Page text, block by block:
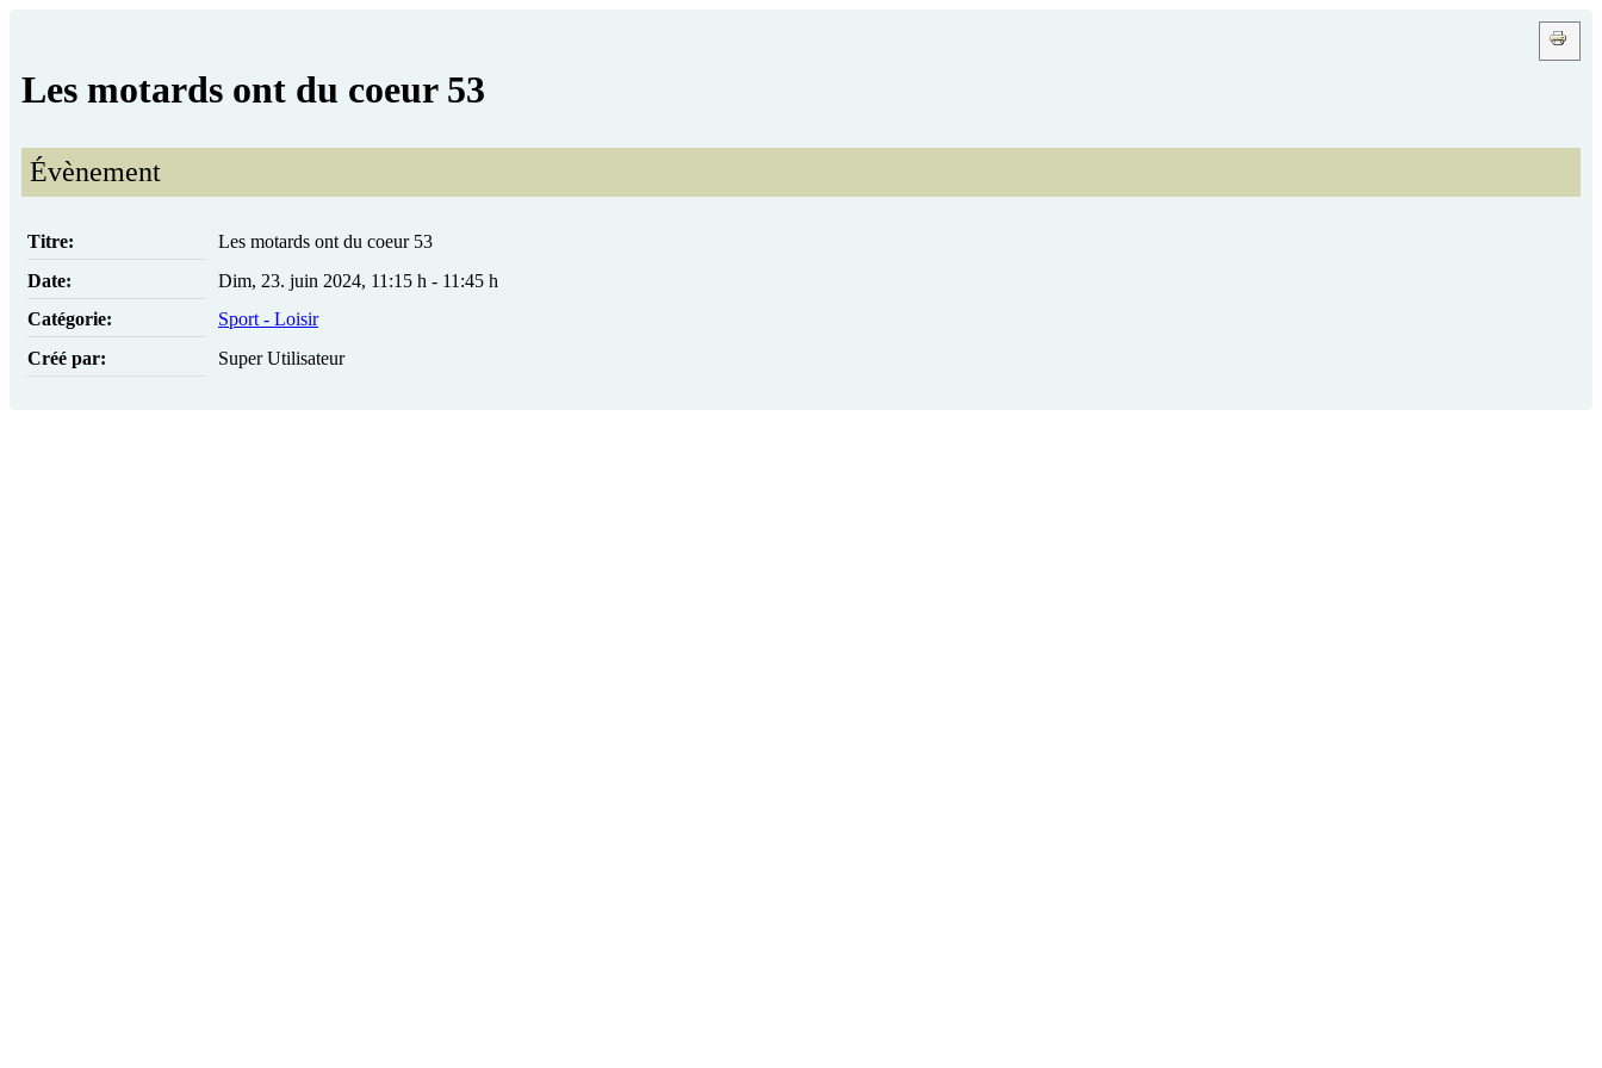
Les motards ont du coeur 53
Évènement
Titre:
Les motards ont du coeur 53
Date:
Dim, 23. juin 2024, 11:15 h - 11:45 h
Catégorie:
Sport - Loisir
Créé par:
Super Utilisateur